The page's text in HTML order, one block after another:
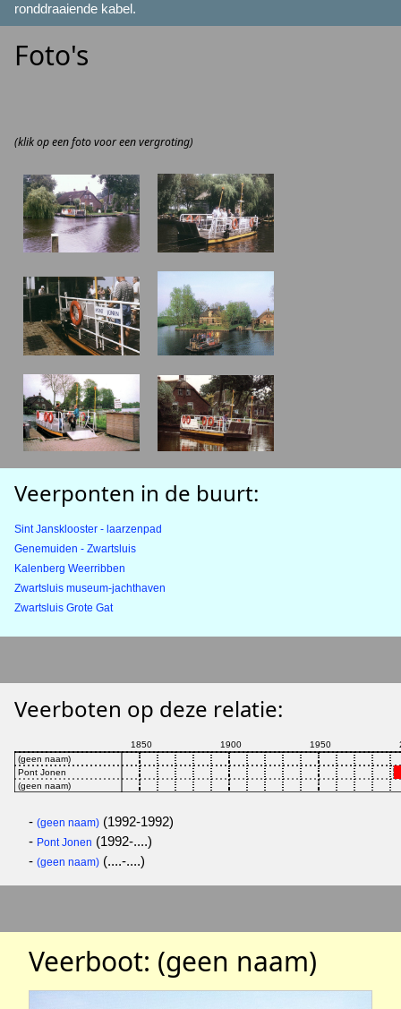
ronddraaiende kabel.
Foto's
(klik op een foto voor een vergroting)
Veerponten in de buurt:
Sint Jansklooster - laarzenpad
Genemuiden - Zwartsluis
Kalenberg Weerribben
Zwartsluis museum-jachthaven
Zwartsluis Grote Gat
Veerboten op deze relatie:
- (geen naam) (1992-1992)
- Pont Jonen (1992-....)
- (geen naam) (....-....)
Veerboot: (geen naam)